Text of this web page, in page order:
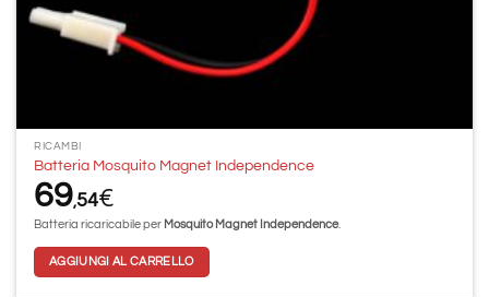
RICAMBI
Batteria Mosquito Magnet Independence
69,54€
Batteria ricaricabile per Mosquito Magnet Independence.
AGGIUNGI AL CARRELLO